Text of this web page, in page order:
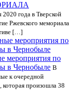
года в Тверской
Ржевского мемориала
[…]
мероприятия по
в Чернобыле В
к очередной
произошла 38